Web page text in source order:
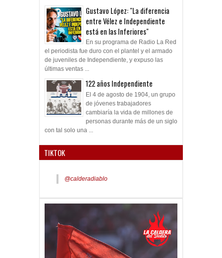
Gustavo López: "La diferencia
entre Vélez e Independiente
está en las Inferiores"
En su programa de Radio La Red
el periodista fue duro con el plantel y el armado
de juveniles de Independiente, y expuso las
últimas ventas ...
122 años Independiente
El 4 de agosto de 1904, un grupo
de jóvenes trabajadores
cambiaría la vida de millones de
personas durante más de un siglo
con tal solo una ...
TIKTOK
@calderadiablo